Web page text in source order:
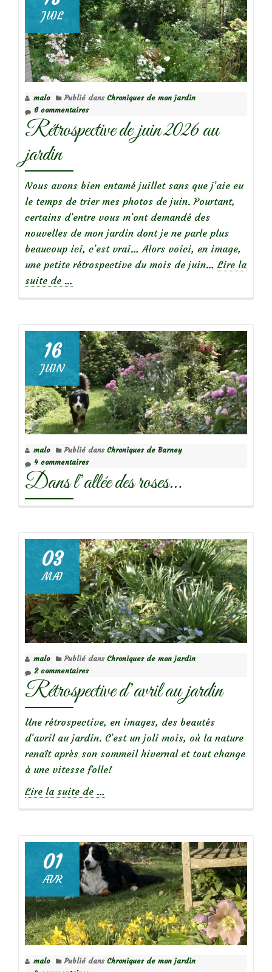
JUIL
malo Publié dans Chroniques de mon jardin
6 commentaires
Rétrospective de juin 2026 au
jardin
Nous avons bien entamé juillet sans que j’aie eu
le temps de trier mes photos de juin. Pourtant,
certains d’entre vous m’ont demandé des
nouvelles de mon jardin dont je ne parle plus
beaucoup ici, c’est vrai… Alors voici, en image,
une petite rétrospective du mois de juin… Lire la
suite de
juin
2026
jardin
…
16
JUIN
malo Publié dans Chroniques de Barney
4 commentaires
Dans l’allée des roses…
03
MAI
malo Publié dans Chroniques de mon jardin
2 commentaires
Rétrospective d’avril au jardin
Une rétrospective, en images, des beautés
d’avril au jardin. C’est un joli mois, où la nature
renaît après son sommeil hivernal et tout change
à une vitesse folle!
Lire la suite de
jardin
…
01
AVR
malo Publié dans Chroniques de mon jardin